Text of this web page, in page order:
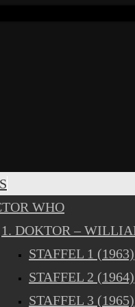
WHO
1. DOKTOR –
STAFFEL 1 (1963)
STAFFEL 2 (1964)
STAFFEL 3 (1965)